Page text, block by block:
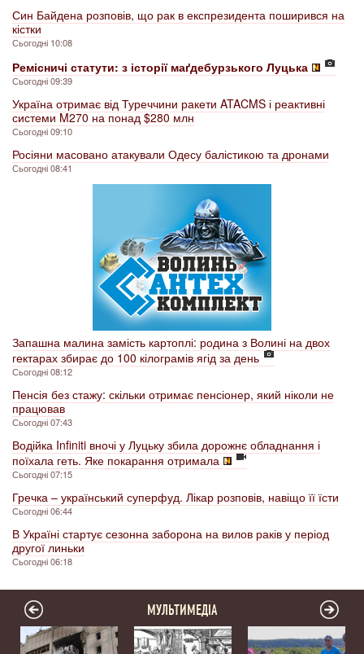
Син Байдена розповів, що рак в експрезидента поширився на
кістки
Сьогодні 10:08
Ремісничі статути: з історії маґдебурзького Луцька
Сьогодні 09:39
Україна отримає від Туреччини ракети ATACMS і реактивні
системи M270 на понад $280 млн
Сьогодні 09:10
Росіяни масовано атакували Одесу балістикою та дронами
Сьогодні 08:41
Запашна малина замість картоплі: родина з Волині на двох
гектарах збирає до 100 кілограмів ягід за день
Сьогодні 08:12
Пенсія без стажу: скільки отримає пенсіонер, який ніколи не
працював
Сьогодні 07:43
Водійка Infiniti вночі у Луцьку збила дорожнє обладнання і
поїхала геть. Яке покарання отримала
Сьогодні 07:15
Гречка – український суперфуд. Лікар розповів, навіщо її їсти
Сьогодні 06:44
В Україні стартує сезонна заборона на вилов раків у період
другої линьки
Сьогодні 06:18
МУЛЬТИМЕДІА